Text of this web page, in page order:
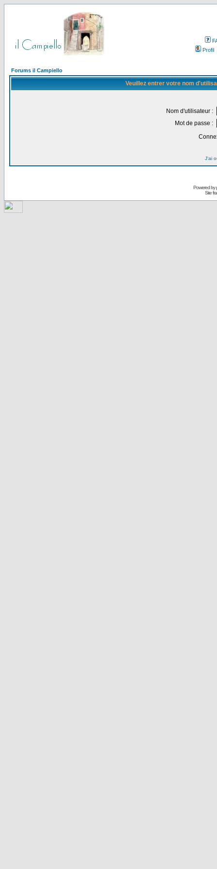
Profil
Forums il Campiello
Veuillez entrer votre nom
Nom d'utilisateur :
Mot de passe :
J'ai
Powered by
Site